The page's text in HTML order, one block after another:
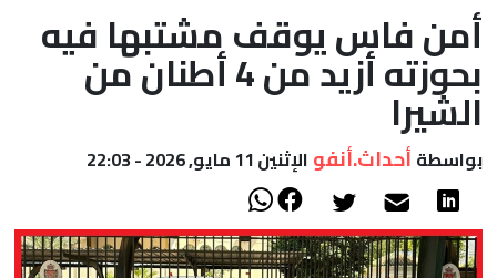
أعمدة
الصحراء
أمن فاس يوقف مشتبها فيه
بحوزته أزيد من 4 أطنان من
الشيرا
بواسطة أحداث.أنفو الإثنين 11 مايو, 2026 - 22:03